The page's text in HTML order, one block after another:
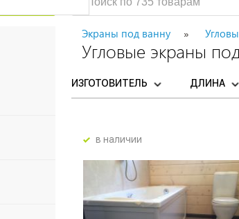
Экраны под ванну
Угловые экраны
ИЗГОТОВИТЕЛЬ ДЛИНА
в наличии